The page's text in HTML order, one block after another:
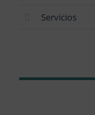
Servicios